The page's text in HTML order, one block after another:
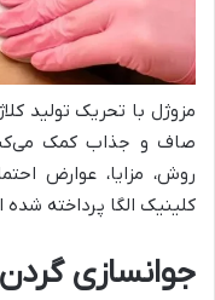
مزوژل با تحریک تولید
صاف و جذاب کمک
روش، مزایا، عوارض
کلینیک الگا پرداخته
جوانسازی